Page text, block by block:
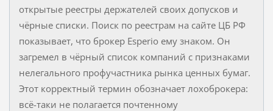
открытые реестры держателей своих допусков и
чёрные списки. Поиск по реестрам на сайте ЦБ РФ
показывает, что брокер Esperio ему знаком. Он
загремел в чёрный список компаний с признаками
нелегального профучастника рынка ценных бумаг.
Этот корректный термин обозначает лохоброкера:
всё-таки не полагается почтенному